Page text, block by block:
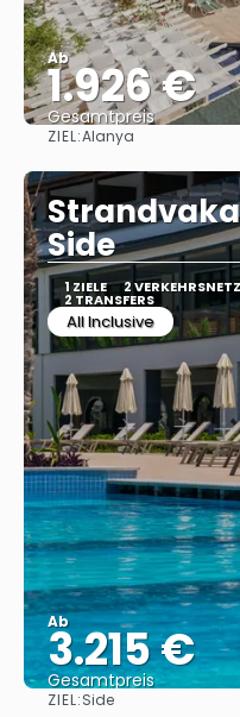
Ab
1.926 €
Gesamtpreis
ZIEL:Alanya
Side
1 ZIELE 2 VERKEHRSNETZ
2 TRANSFERS
All Inclusive
Ab
3.215 €
Gesamtpreis
ZIEL:Side